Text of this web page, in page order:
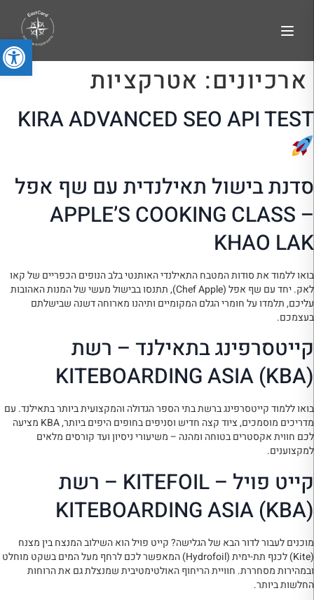
פתח
ארכיונים: אטרקציות
KIRA ADVANCED SEO API TEST
סדנת בישול תאילנדית עם שף אפל
– APPLE’S COOKING CLASS
KHAO LAK
בואו ללמוד את סודות המטבח התאילנדי האותנטי בלב הנופים הכפריים של קאו
לאק. יחד עם שף אפל (Chef Apple), תתנסו בבישול מעשי של המנות האהובות
עליכם, תלמדו על חומרי הגלם המקומיים ותיהנו מארוחה דשנה שבישלתם
בעצמכם.
קייטסרפינג בתאילנד – רשת
KITEBOARDING ASIA (KBA)
בואו ללמוד קייטסרפינג ברשת בתי הספר הגדולה והמקצועית ביותר בתאילנד. עם
מדריכים מוסמכים, ציוד קצה חדיש וסניפים בחופים היפים ביותר, KBA מציעה
לכם חווית אקסטרים בטוחה ומהנה – משיעורי ניסיון ועד קורסים מלאים
למקצוענים.
קייט פויל – KITEFOIL – רשת
KITEBOARDING ASIA (KBA)
מוכנים לעבור לדור הבא של הגלישה? קייט פויל הוא השילוב המנצח בין מצנח
(Kite) לכנף תת-ימית (Hydrofoil) המאפשר לכם לרחף מעל המים בשקט מוחלט
ובמהירות מסחררת. חוויית הריחוף האולטימטיבית שמנצלת גם את הרוחות
החלשות ביותר.